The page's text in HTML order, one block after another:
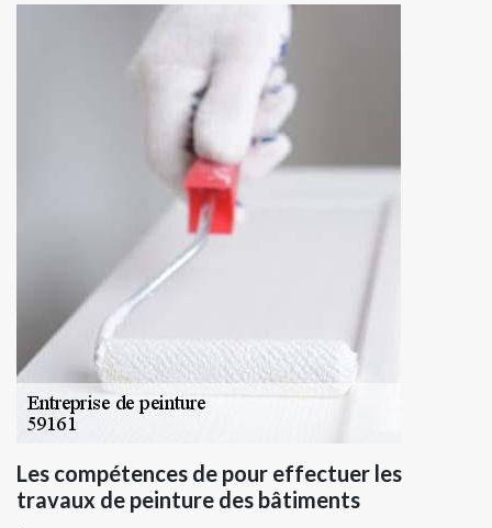
Les compétences de pour effectuer les
travaux de peinture des bâtiments